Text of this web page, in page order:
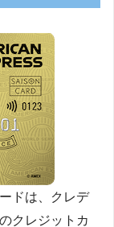
ドは、クレデ
クレジットカ